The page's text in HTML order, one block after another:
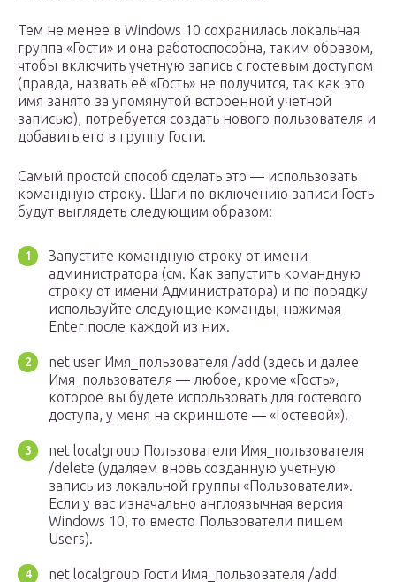
Тем не менее в Windows 10 сохранилась локальная
группа «Гости» и она работоспособна, таким образом,
чтобы включить учетную запись с гостевым доступом
(правда, назвать её «Гость» не получится, так как это
имя занято за упомянутой встроенной учетной
записью), потребуется создать нового пользователя и
добавить его в группу Гости.
Самый простой способ сделать это — использовать
командную строку. Шаги по включению записи Гость
будут выглядеть следующим образом:
Запустите командную строку от имени
администратора (см. Как запустить командную
строку от имени Администратора) и по порядку
используйте следующие команды, нажимая
Enter после каждой из них.
net user Имя_пользователя /add (здесь и далее
Имя_пользователя — любое, кроме «Гость»,
которое вы будете использовать для гостевого
доступа, у меня на скриншоте — «Гостевой»).
net localgroup Пользователи Имя_пользователя
/delete (удаляем вновь созданную учетную
запись из локальной группы «Пользователи».
Если у вас изначально англоязычная версия
Windows 10, то вместо Пользователи пишем
Users).
net localgroup Гости Имя_пользователя /add